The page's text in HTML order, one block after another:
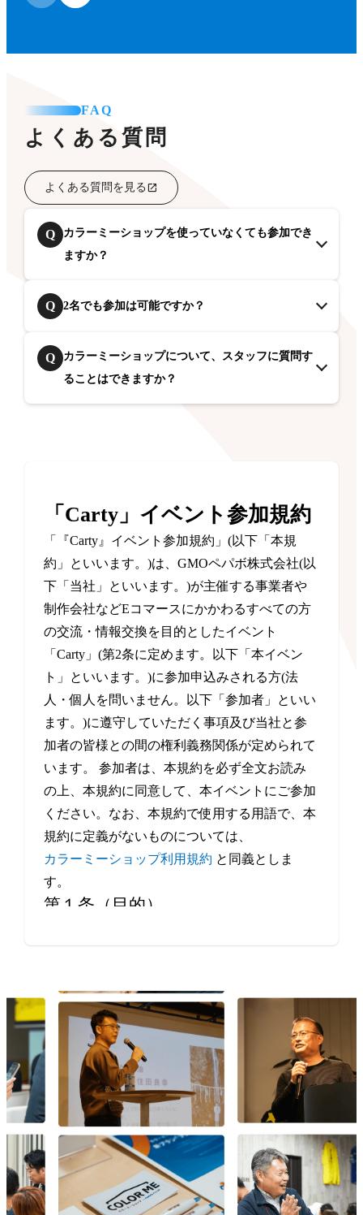
FAQ
よくある質問
よくある質問を見る
Q
カラーミーショップを使っていなくても参加でき
ますか？
Q 2名でも参加は可能ですか？
Q
カラーミーショップについて、スタッフに質問す
ることはできますか？
「Carty」イベント参加規約
「『Carty』イベント参加規約」(以下「本規
約」といいます。)は、GMOペパボ株式会社(以
下「当社」といいます。)が主催する事業者や
制作会社などEコマースにかかわるすべての方
の交流・情報交換を目的としたイベント
「Carty」(第2条に定めます。以下「本イベン
ト」といいます。)に参加申込みされる方(法
人・個人を問いません。以下「参加者」といい
ます。)に遵守していただく事項及び当社と参
加者の皆様との間の権利義務関係が定められて
います。 参加者は、本規約を必ず全文お読み
の上、本規約に同意して、本イベントにご参加
ください。なお、本規約で使用する用語で、本
規約に定義がないものについては、
カラーミーショップ利用規約 と同義としま
す。
第１条（目的）
Eコマースにかかわるすべての方の交流・情報
第２条（本イベントの開催日程）
本イベントの開催場所（オンラインによる開催
を含みます。）、開催日時等は、本サービスの
ウェブサイト上で定めます。
第３条（規約の履行）
参加者は、カラーミーショップ利用規約、
本規約、本イベントに関する当社のウェブ
サイトに定める事項及び本イベントの開催
場所・施設等の定める規程等（併せて、以
下「本規約等」といいます。）を遵守しな